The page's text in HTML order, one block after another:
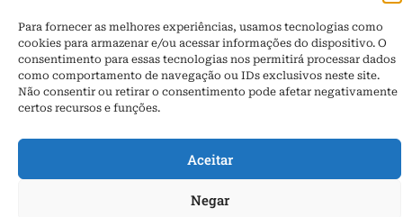
Para fornecer as melhores experiências, usamos tecnologias como
cookies para armazenar e/ou acessar informações do dispositivo. O
consentimento para essas tecnologias nos permitirá processar dados
como comportamento de navegação ou IDs exclusivos neste site.
Não consentir ou retirar o consentimento pode afetar negativamente
certos recursos e funções.
Aceitar
Negar
Todos os direitos reservados.
Política de Cookies (BR)